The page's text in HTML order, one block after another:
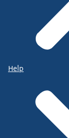
Help